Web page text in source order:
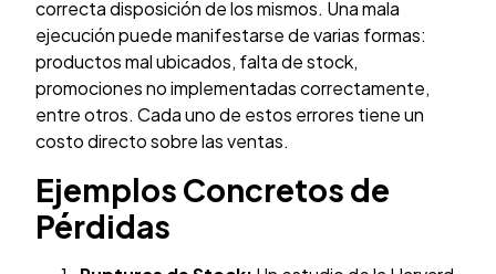
correcta disposición de los mismos. Una mala
ejecución puede manifestarse de varias formas:
productos mal ubicados, falta de stock,
promociones no implementadas correctamente,
entre otros. Cada uno de estos errores tiene un
costo directo sobre las ventas.
Ejemplos Concretos de
Pérdidas